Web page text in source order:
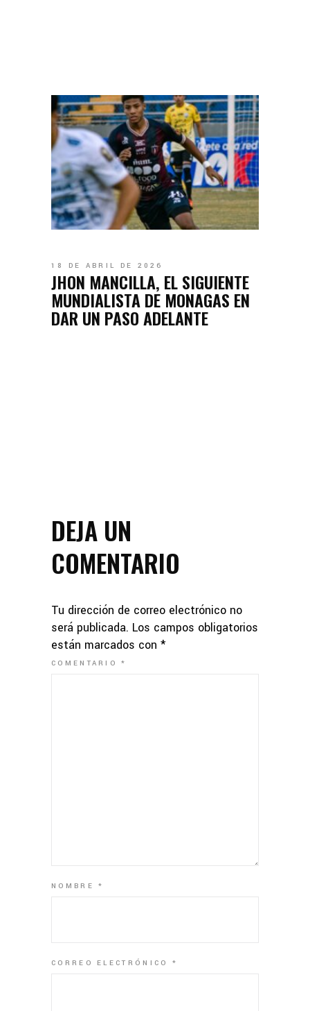
18 DE ABRIL DE 2026
JHON MANCILLA, EL SIGUIENTE
MUNDIALISTA DE MONAGAS EN
DAR UN PASO ADELANTE
DEJA UN
COMENTARIO
Tu dirección de correo electrónico no
será publicada. Los campos obligatorios
están marcados con *
COMENTARIO*
NOMBRE*
CORREO ELECTRÓNICO *